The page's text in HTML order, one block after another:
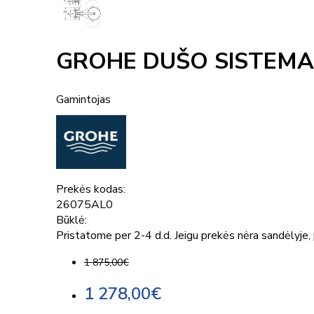
GROHE DUŠO
Gamintojas
Prekės kodas:
26075AL0
Būklė:
Pristatome per 2-4 d.d. Jeigu prekės nėra
1 875,00€
1 278,00€